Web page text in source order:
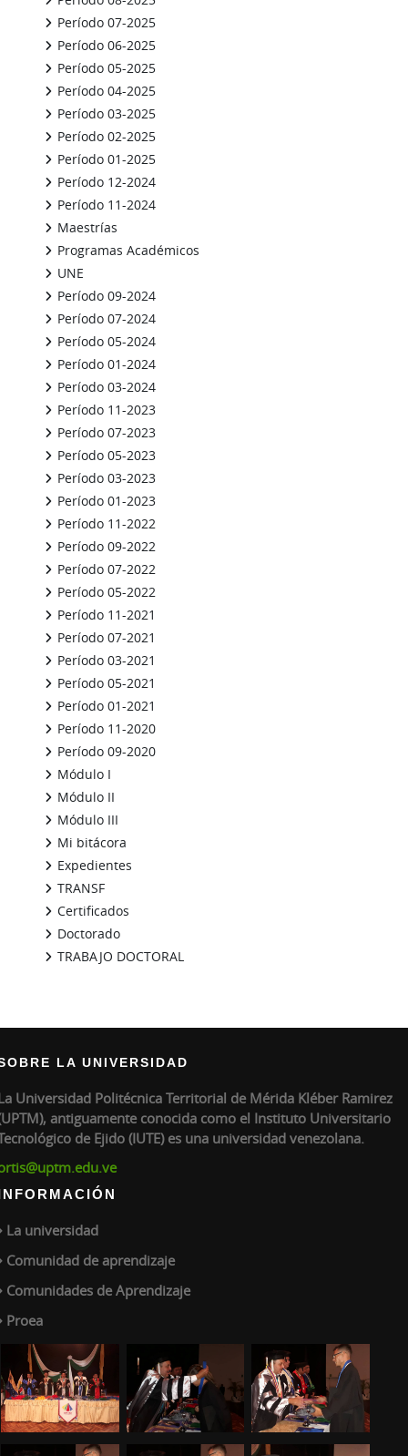
Período 07-2025
Período 06-2025
Período 05-2025
Período 04-2025
Período 03-2025
Período 02-2025
Período 01-2025
Período 12-2024
Período 11-2024
Maestrías
Programas Académicos
UNE
Período 09-2024
Período 07-2024
Período 05-2024
Período 01-2024
Período 03-2024
Período 11-2023
Período 07-2023
Período 05-2023
Período 03-2023
Período 01-2023
Período 11-2022
Período 09-2022
Período 07-2022
Período 05-2022
Período 11-2021
Período 07-2021
Período 03-2021
Período 05-2021
Período 01-2021
Período 11-2020
Período 09-2020
Módulo I
Módulo II
Módulo III
Mi bitácora
Expedientes
TRANSF
Certificados
Doctorado
TRABAJO DOCTORAL
Bloques suplementarios
LA UNIVERSIDAD
Universidad Politécnica Territorial de Mérida Kléber Ramirez
antiguamente conocida como el Instituto Universitario
de Ejido (IUTE) es una universidad venezolana.
La universidad
Comunidad de aprendizaje
Comunidades de Aprendizaje
Proea